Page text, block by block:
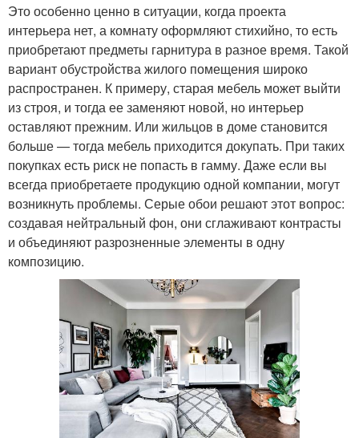
Это особенно ценно в ситуации, когда проекта
интерьера нет, а комнату оформляют стихийно, то есть
приобретают предметы гарнитура в разное время. Такой
вариант обустройства жилого помещения широко
распространен. К примеру, старая мебель может выйти
из строя, и тогда ее заменяют новой, но интерьер
оставляют прежним. Или жильцов в доме становится
больше — тогда мебель приходится докупать. При таких
покупках есть риск не попасть в гамму. Даже если вы
всегда приобретаете продукцию одной компании, могут
возникнуть проблемы. Серые обои решают этот вопрос:
создавая нейтральный фон, они сглаживают контрасты
и объединяют разрозненные элементы в одну
композицию.